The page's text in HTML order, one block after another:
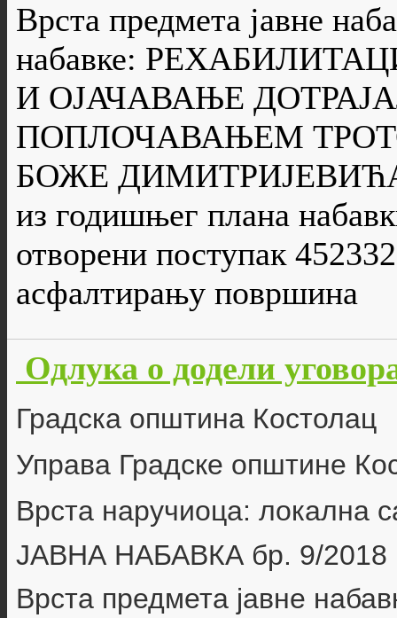
Врста предмета јавне
набавке:
И ОЈАЧАВАЊЕ
ПОПЛОЧАВАЊЕМ
БОЖЕ
из годишњег плана
отворени поступак
асфалтирању површина
Одлука о додели
Градска општина Костолац
Управа Градске општине
Врста наручиоца: локална
ЈАВНА НАБАВКА бр. 9/2018
Врста предмета јавне